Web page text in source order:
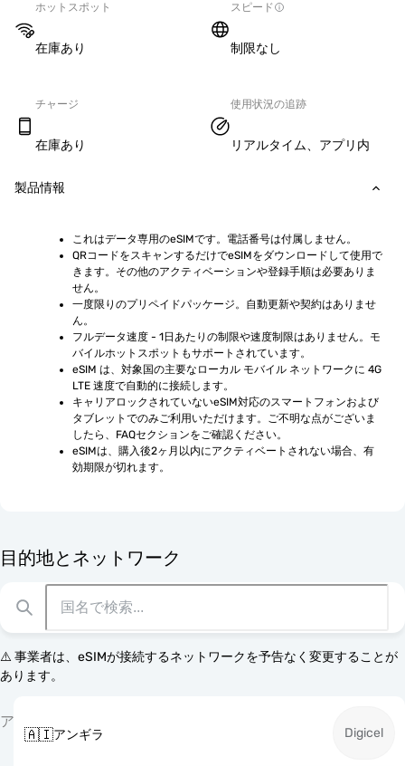
ホットスポット
在庫あり
スピード
制限なし
チャージ
在庫あり
使用状況の追跡
リアルタイム、アプリ内
製品情報
これはデータ専用のeSIMです。電話番号は付属しません。
QRコードをスキャンするだけでeSIMをダウンロードして使用で
きます。その他のアクティベーションや登録手順は必要ありま
せん。
一度限りのプリペイドパッケージ。自動更新や契約はありませ
ん。
フルデータ速度 - 1日あたりの制限や速度制限はありません。モ
バイルホットスポットもサポートされています。
eSIM は、対象国の主要なローカル モバイル ネットワークに 4G
LTE 速度で自動的に接続します。
キャリアロックされていないeSIM対応のスマートフォンおよび
タブレットでのみご利用いただけます。ご不明な点がございま
したら、FAQセクションをご確認ください。
eSIMは、購入後2ヶ月以内にアクティベートされない場合、有
効期限が切れます。
目的地とネットワーク
⚠️ 事業者は、eSIMが接続するネットワークを予告なく変更することが
あります。
ア
🇦🇮アンギラ Digicel